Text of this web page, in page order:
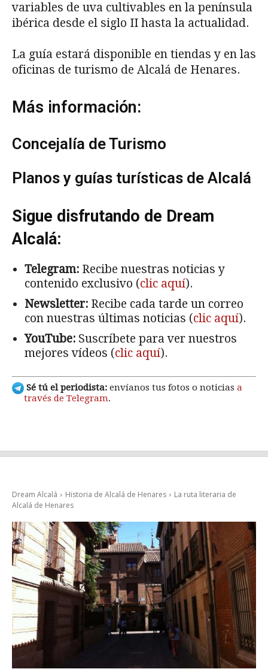
variables de uva cultivables en la península
ibérica desde el siglo II hasta la actualidad.
La guía estará disponible en tiendas y en las
oficinas de turismo de Alcalá de Henares.
Más información:
Concejalía de Turismo
Planos y guías turísticas de Alcalá
Sigue disfrutando de Dream
Alcalá:
Telegram: Recibe nuestras noticias y
contenido exclusivo (clic aquí).
Newsletter: Recibe cada tarde un correo
con nuestras últimas noticias (clic aquí).
YouTube: Suscríbete para ver nuestros
mejores vídeos (clic aquí).
Sé tú el periodista: envíanos tus fotos o noticias a
través de Telegram.